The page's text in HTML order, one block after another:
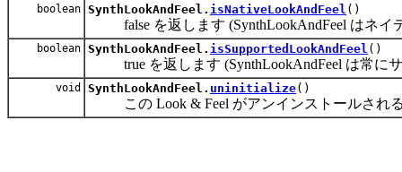
boolean SynthLookAndFeel. isNativeLookAndFeel ()
false を返します (SynthLookAndFeel はネイ
boolean SynthLookAndFeel. isSupportedLookAndFeel ()
true を返します (SynthLookAndFeel は常に
void SynthLookAndFeel. uninitialize()
この Look & Feel がアンインストールされる